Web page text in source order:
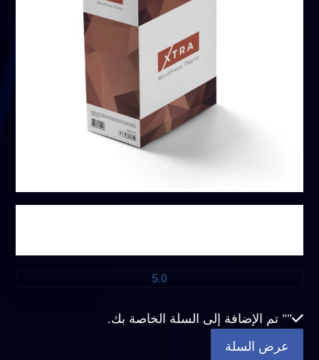
5.0
"" تم الإضافة إلى السلة الخاصة بك.
عرض السلة